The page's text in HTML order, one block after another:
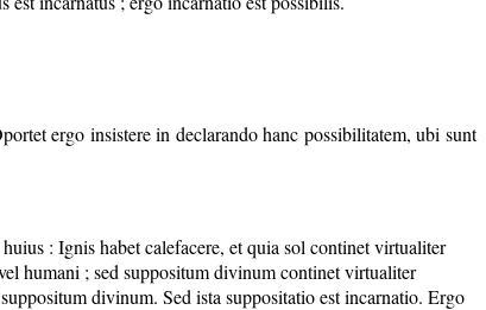
ergo insistere in declarando hanc possibilitatem, ubi sunt
: Ignis habet calefacere, et quia sol continet virtualiter
humani ; sed suppositum divinum continet virtualiter
divinum. Sed ista suppositatio est incarnatio. Ergo